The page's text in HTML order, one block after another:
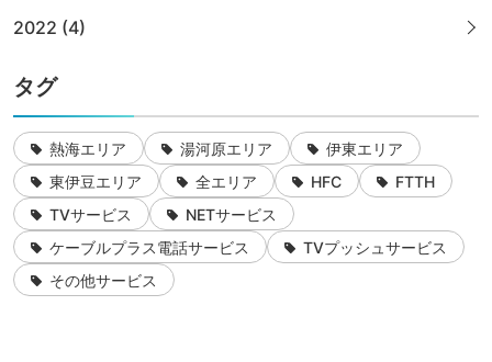
2022 (4)
タグ
熱海エリア 湯河原エリア
伊東エリア
東伊豆エリア
全エリア HFC
FTTH
TVサービス
NETサービス
ケーブルプラス電話サービス
TVプッシュサービス
その他サービス